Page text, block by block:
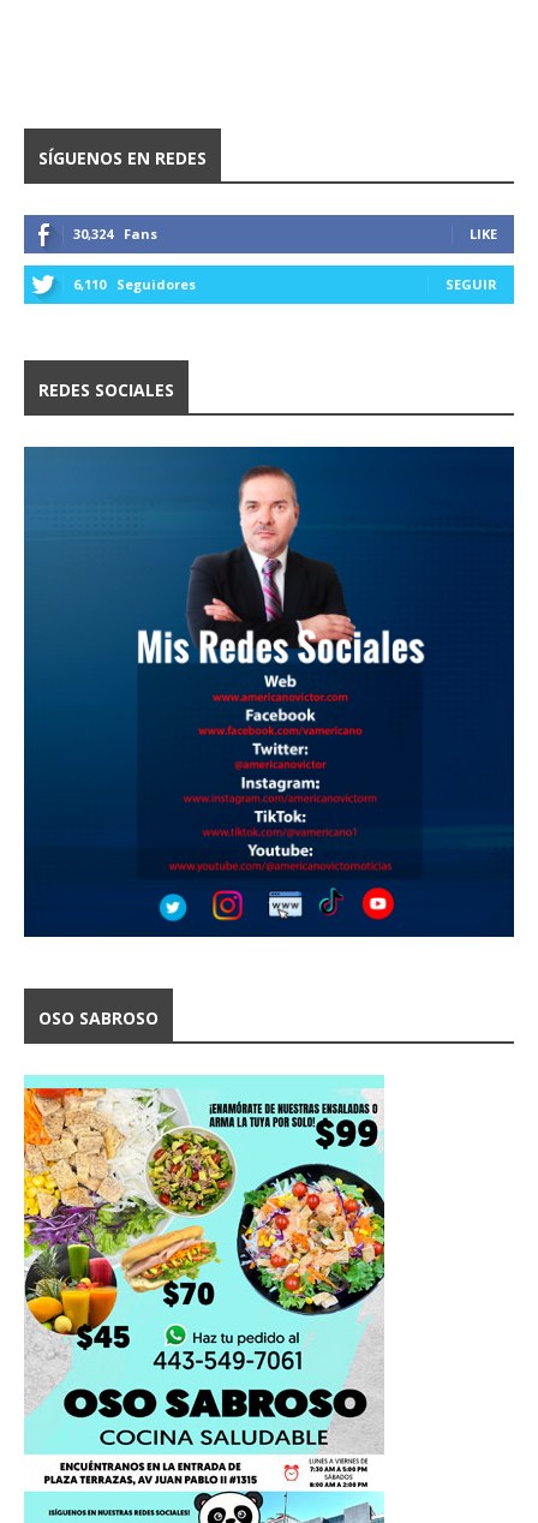
SÍGUENOS EN REDES
30,324 Fans LIKE
6,110 Seguidores SEGUIR
REDES SOCIALES
OSO SABROSO